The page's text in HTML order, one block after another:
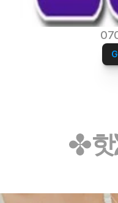
핫